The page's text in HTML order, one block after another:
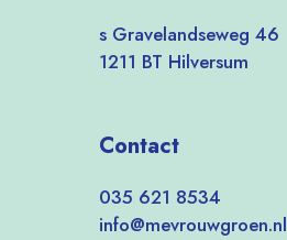
s Gravelandseweg 46
1211 BT Hilversum
Contact
035 621 8534
info@mevrouwgroen.nl